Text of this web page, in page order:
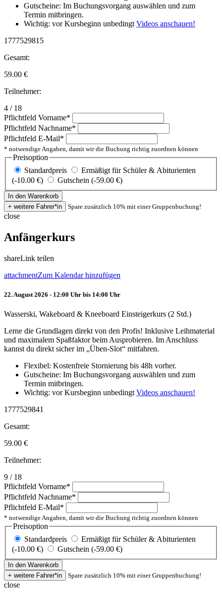
Gutscheine: Im Buchungsvorgang auswählen und zum
Termin mitbringen.
Wichtig: vor Kursbeginn unbedingtVideos anschauen!
1777529815
Gesamt:
59.00 €
Teilnehmer:
4 / 18
Pflichtfeld Vorname*
Pflichtfeld Nachname*
Pflichtfeld E-Mail*
* notwendige Angaben, damit wir die Buchung richtig zuordnen können
Preisoption
Standardpreis
Ermäßigt für Schüler & Abiturienten
(-10.00 €)
Gutschein (-59.00 €)
Spare zusätzlich 10% mit einer Gruppenbuchung!
close
Anfängerkurs
shareLink teilen
attachmentZum Kalendar hinzufügen
22. August 2026 - 12:00 Uhr bis 14:00 Uhr
Wasserski, Wakeboard & Kneeboard Einsteigerkurs (2 Std.)
Lerne die Grundlagen direkt von den Profis! Inklusive Leihmaterial
und maximalem Spaßfaktor beim Ausprobieren. Im Anschluss
kannst du direkt sicher im „Üben-Slot“ mitfahren.
Flexibel: Kostenfreie Stornierung bis 48h vorher.
Gutscheine: Im Buchungsvorgang auswählen und zum
Termin mitbringen.
Wichtig: vor Kursbeginn unbedingt Videos anschauen!
1777529841
Gesamt:
59.00 €
Teilnehmer:
9 / 18
Pflichtfeld Vorname*
Pflichtfeld Nachname*
Pflichtfeld E-Mail*
* notwendige Angaben, damit wir die Buchung richtig zuordnen können
Preisoption
Standardpreis
Ermäßigt für Schüler & Abiturienten
(-10.00 €)
Gutschein (-59.00 €)
Spare zusätzlich 10% mit einer Gruppenbuchung!
close